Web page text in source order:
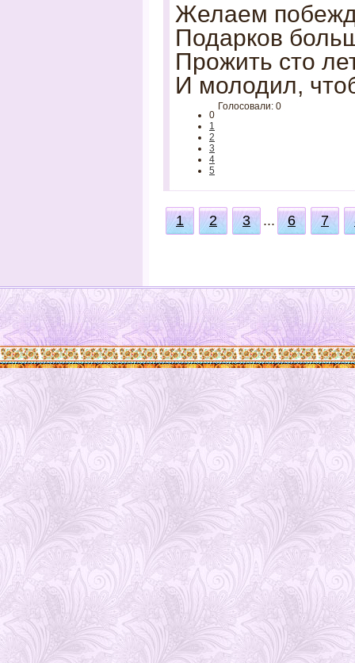
Желаем
Подарков
Прожить сто
И молодил,
0
1
2
3
4
5
Голосовали: 0
1 2 3 ... 6 7